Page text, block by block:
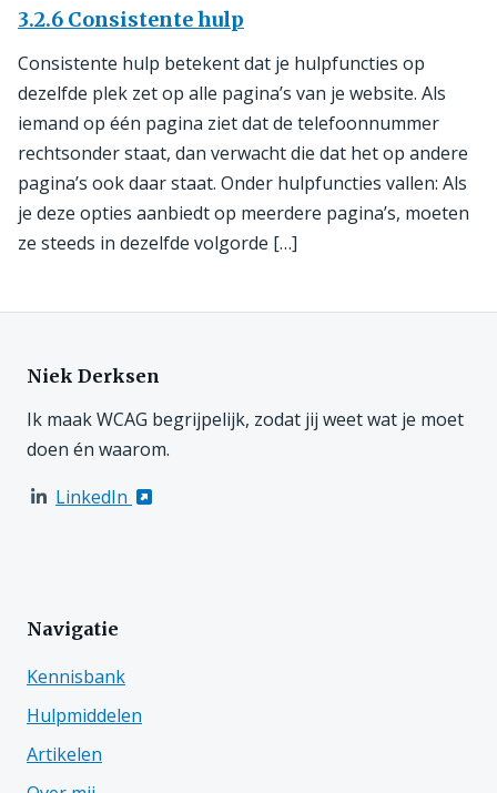
3.2.6 Consistente hulp
Consistente hulp betekent dat je hulpfuncties op
dezelfde plek zet op alle pagina’s van je website. Als
iemand op één pagina ziet dat de telefoonnummer
rechtsonder staat, dan verwacht die dat het op andere
pagina’s ook daar staat. Onder hulpfuncties vallen: Als
je deze opties aanbiedt op meerdere pagina’s, moeten
ze steeds in dezelfde volgorde […]
Niek Derksen
Ik maak WCAG begrijpelijk, zodat jij weet wat je moet
doen én waarom.
LinkedIn
Navigatie
Kennisbank
Hulpmiddelen
Artikelen